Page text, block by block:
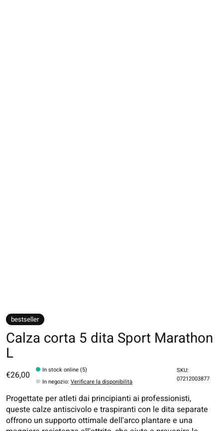
bestseller
Calza corta 5 dita Sport Marathon
L
€26,00
In stock online (5)
In negozio:Verificare la disponibilità
SKU:
07212003877
Progettate per atleti dai principianti ai professionisti,
queste calze antiscivolo e traspiranti con le dita separate
offrono un supporto ottimale dell'arco plantare e una